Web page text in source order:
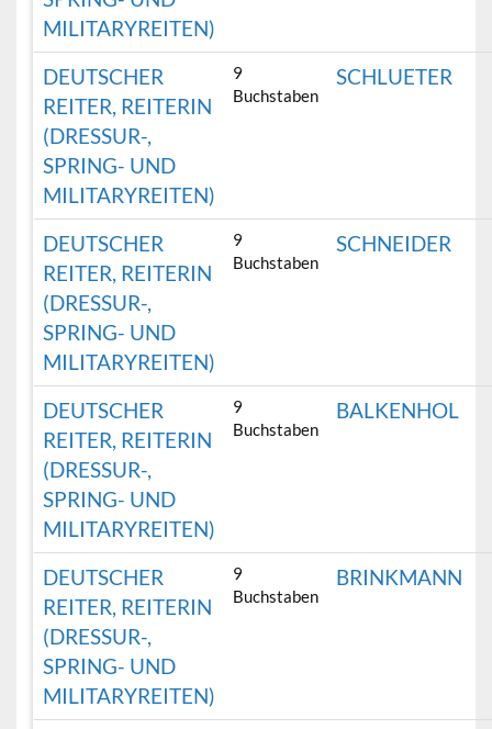
MILITARYREITEN)
DEUTSCHER
REITER, REITERIN
(DRESSUR-,
SPRING- UND
MILITARYREITEN)
9
Buchstaben
SCHLUETER
DEUTSCHER
REITER, REITERIN
(DRESSUR-,
SPRING- UND
MILITARYREITEN)
9
Buchstaben
SCHNEIDER
DEUTSCHER
REITER, REITERIN
(DRESSUR-,
SPRING- UND
MILITARYREITEN)
9
Buchstaben
BALKENHOL
DEUTSCHER
REITER, REITERIN
(DRESSUR-,
SPRING- UND
MILITARYREITEN)
9
Buchstaben
BRINKMANN